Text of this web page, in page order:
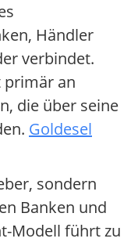
Händler
verbindet.
primär an
die über seine
Goldesel
sondern
Banken und
Modell führt zu